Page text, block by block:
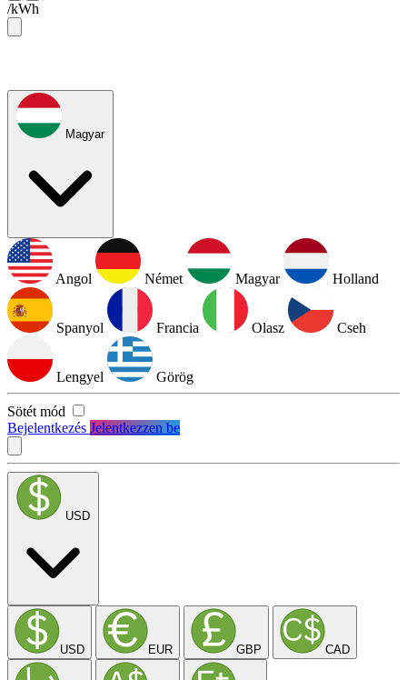
/kWh
Magyar
Angol Német Magyar Holland
Spanyol Francia Olasz Cseh
Lengyel Görög
Sötét mód
Bejelentkezés Jelentkezzen be
USD
USD EUR GBP CAD